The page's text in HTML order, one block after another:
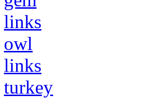
links
owl
links
turkey